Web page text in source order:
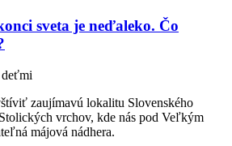
sveta je neďaleko. Čo
zaujímavú lokalitu Slovenského
vrchov, kde nás pod Veľkým
májová nádhera.